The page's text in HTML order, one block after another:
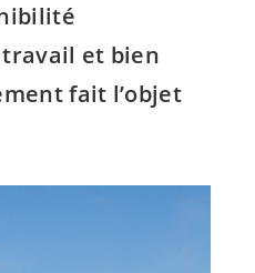
et bien
fait l’objet